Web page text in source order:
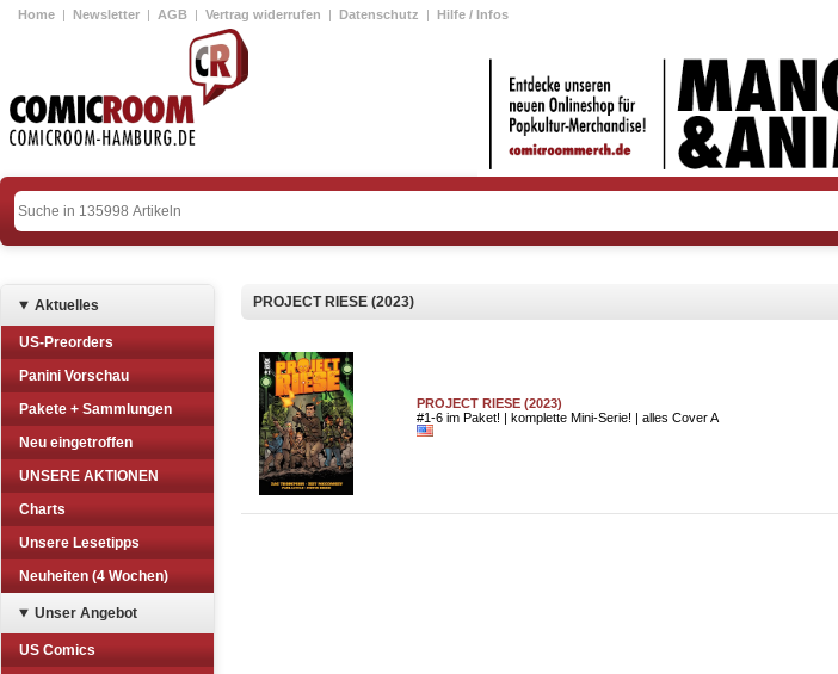
Home | Newsletter | AGB | Vertrag widerrufen | Datenschutz | Hilfe / Infos
Aktuelles
US-Preorders
Panini Vorschau
Pakete + Sammlungen
Neu eingetroffen
UNSERE AKTIONEN
Charts
Unsere Lesetipps
Neuheiten (4 Wochen)
Unser Angebot
US Comics
PROJECT RIESE (2023)
PROJECT RIESE (2023)
#1-6 im Paket! | komplette Mini-Serie! | alles Cover A